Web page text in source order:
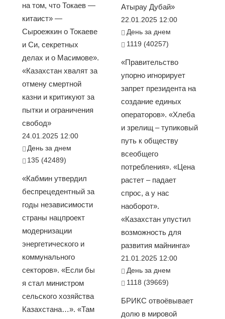
на том, что Токаев —
китаист» —
Сыроежкин о Токаеве
и Си, секретных
делах и о Масимове».
«Казахстан хвалят за
отмену смертной
казни и критикуют за
пытки и ограничения
свобод»
24.01.2025 12:00
День за днем
135 (42489)
«Кабмин утвердил
беспрецедентный за
годы независимости
страны нацпроект
модернизации
энергетического и
коммунального
секторов». «Если бы
я стал министром
сельского хозяйства
Казахстана…». «Там
Атырау Дубай»
22.01.2025 12:00
День за днем
1119 (40257)
«Правительство
упорно игнорирует
запрет президента на
создание единых
операторов». «Хлеба
и зрелищ – тупиковый
путь к обществу
всеобщего
потребления». «Цена
растет – падает
спрос, а у нас
наоборот».
«Казахстан упустил
возможность для
развития майнинга»
21.01.2025 12:00
День за днем
1118 (39669)
БРИКС отвоёвывает
долю в мировой